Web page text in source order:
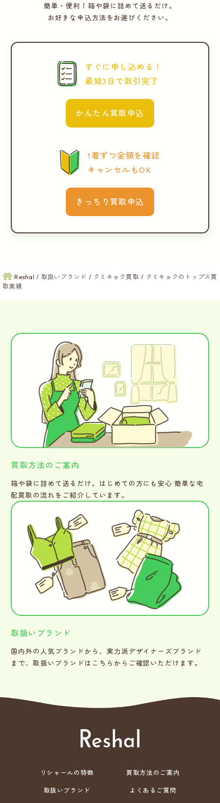
簡単・便利！箱や袋に詰めて送るだけ。
お好きな申込方法をお選びください。
すぐに申し込める！
最短3日で取引完了
かんたん買取申込
1着ずつ金額を確認
キャンセルもOK
きっちり買取申込
Reshal 取扱いブランド クミキョク買取
クミキョクのトップス買
取実績
買取方法のご案内
箱や袋に詰めて送るだけ。はじめての方にも安心·簡単な宅
配買取の流れをご紹介しています。
取扱いブランド
国内外の人気ブランドから、実力派デザイナーズブランド
まで、取扱いブランドはこちらからご確認いただけます。
リシャールの特徴
買取方法のご案内
取扱いブランド
よくあるご質問